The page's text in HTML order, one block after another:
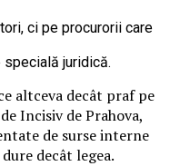
ci pe procurorii care
juridică.
altceva decât praf pe
Incisiv de Prahova,
de surse interne
decât legea.